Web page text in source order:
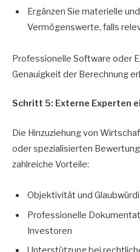
Ergänzen Sie materielle
Vermögenswerte, falls
Professionelle Software oder
Genauigkeit der Berechnung
Schritt 5: Externe Experten
Die Hinzuziehung von
oder spezialisierten
zahlreiche Vorteile:
Objektivität und
Professionelle
Investoren